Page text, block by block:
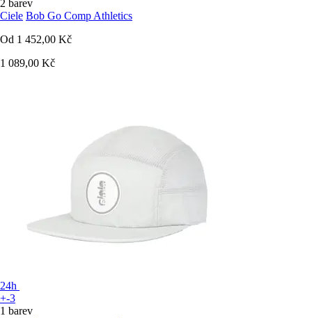
2 barev
Ciele Bob Go Comp Athletics
Od 1 452,00 Kč
1 089,00 Kč
24h
+-3
1 barev